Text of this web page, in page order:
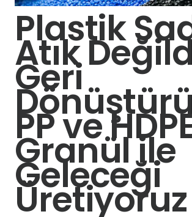
Plastik
Atık
Geri
PP ve
Granül ile
Geleceği
Üretiyoruz